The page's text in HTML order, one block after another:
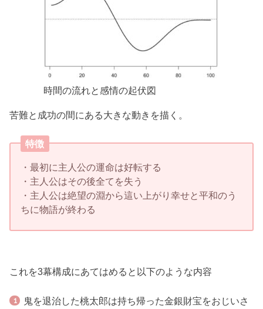
時間の流れと感情の起伏図
苦難と成功の間にある大きな動きを描く。
特徴
・最初に主人公の運命は好転する
・主人公はその後全てを失う
・主人公は絶望の淵から這い上がり幸せと平和のう
ちに物語が終わる
これを3幕構成にあてはめると以下のような内容
鬼を退治した桃太郎は持ち帰った金銀財宝をおじいさ